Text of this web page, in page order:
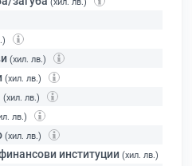
(хил. лв.)
(хил. лв.)
(хил. лв.)
(хил. лв.)
лв.)
(хил. лв.)
институции (хил. лв.)